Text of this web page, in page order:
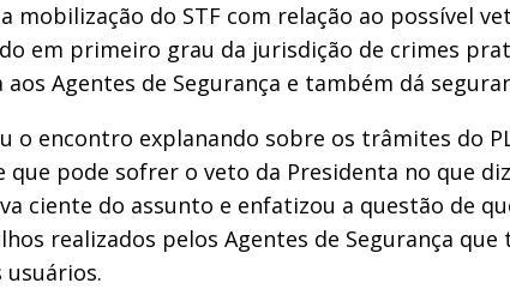
do STF com relação ao possível
em primeiro grau da jurisdição de crimes
Agentes de Segurança e também dá
o encontro explanando sobre os trâmites do
pode sofrer o veto da Presidenta no que
ciente do assunto e enfatizou a questão de
realizados pelos Agentes de Segurança